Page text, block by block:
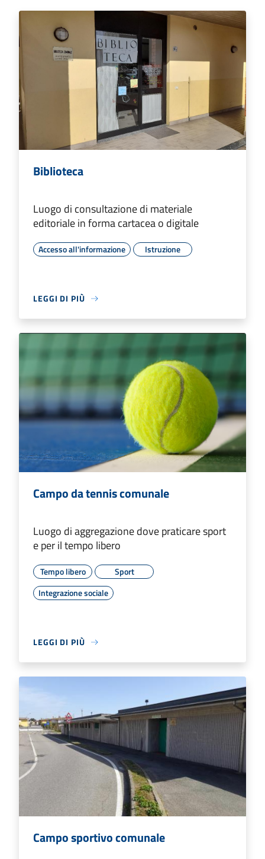
Biblioteca
Luogo di consultazione di materiale
editoriale in forma cartacea o digitale
Accesso all'informazione Istruzione
LEGGI DI PIÙ
Campo da tennis comunale
Luogo di aggregazione dove praticare sport
e per il tempo libero
Tempo libero
Sport
Integrazione sociale
LEGGI DI PIÙ
Campo sportivo comunale